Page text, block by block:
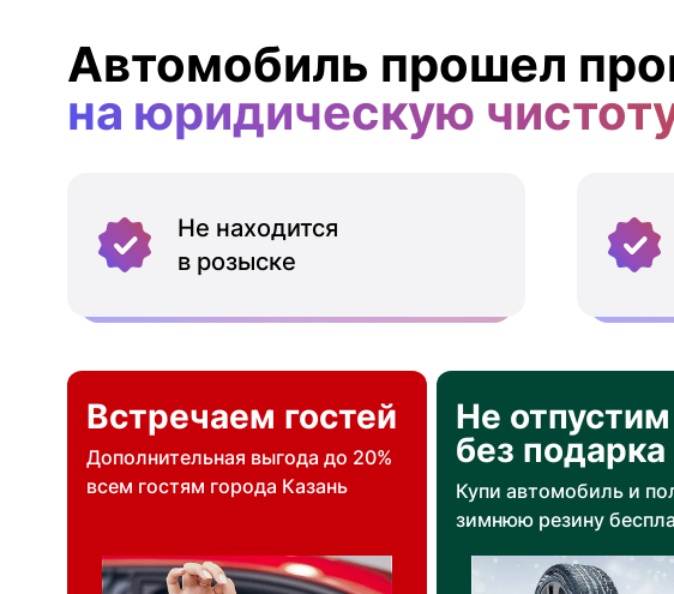
Автомобиль прошел
на юридическую
Не находится
в розыске
Встречаем гостей
Дополнительная выгода до 20%
всем гостям города Казань
Не отпустим
без подарка
Купи автомобиль и
зимнюю резину